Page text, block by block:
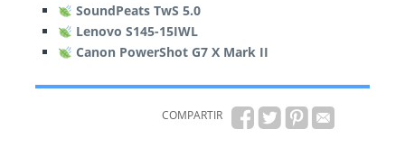
SoundPeats TwS 5.0
Lenovo S145-15IWL
Canon PowerShot G7 X Mark II
COMPARTIR